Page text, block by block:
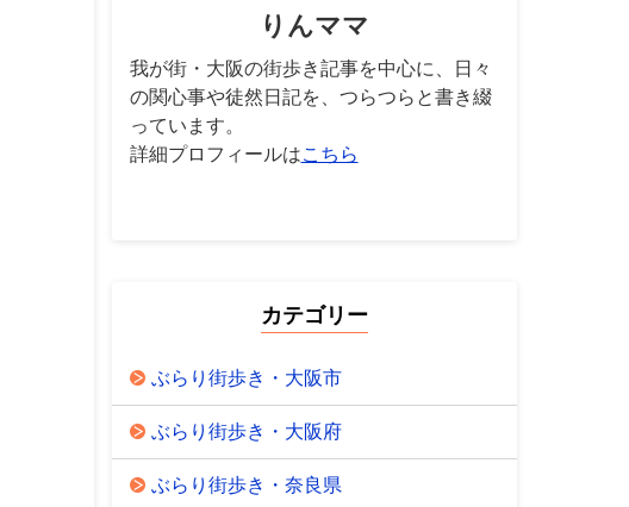
りんママ
我が街・大阪の街歩き記事を中心に、日々
の関心事や徒然日記を、つらつらと書き綴
っています。
詳細プロフィールはこちら
カテゴリー
ぶらり街歩き・大阪市
ぶらり街歩き・大阪府
ぶらり街歩き・奈良県